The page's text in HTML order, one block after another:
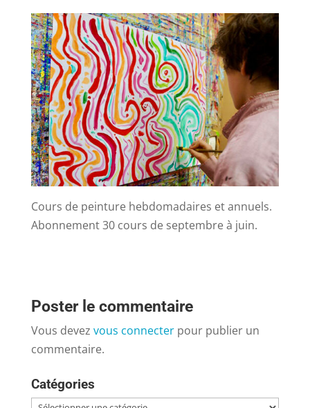
Cours de peinture hebdomadaires et annuels.
Abonnement 30 cours de septembre à juin.
Poster le commentaire
Vous devez vous connecterpour publier un
commentaire.
Catégories